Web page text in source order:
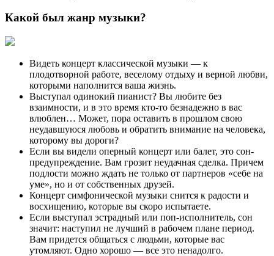
Какой был жанр музыки?
Видеть концерт классической музыки — к
плодотворной работе, веселому отдыху и верной любви,
которыми наполнится ваша жизнь.
Выступал одинокий пианист? Вы любите без
взаимности, и в это время кто-то безнадежно в вас
влюблен… Может, пора оставить в прошлом свою
неудавшуюся любовь и обратить внимание на человека,
которому вы дороги?
Если вы видели оперный концерт или балет, это сон-
предупреждение. Вам грозит неудачная сделка. Причем
подлости можно ждать не только от партнеров «себе на
уме», но и от собственных друзей.
Концерт симфонической музыки снится к радости и
восхищению, которые вы скоро испытаете.
Если выступал эстрадный или поп-исполнитель, сон
значит: наступил не лучший в рабочем плане период.
Вам придется общаться с людьми, которые вас
утомляют. Одно хорошо — все это ненадолго.